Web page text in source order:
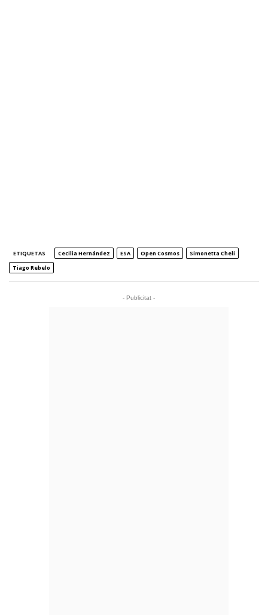
ETIQUETAS Cecilia Hernández ESA Open Cosmos
Simonetta Cheli
Tiago Rebelo
- Publicitat -